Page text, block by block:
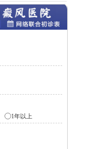
1年以上